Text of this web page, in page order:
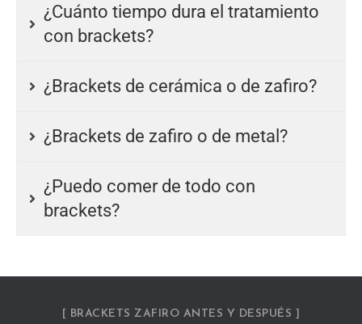
¿Cuánto tiempo dura el tratamiento
con brackets?
¿Brackets de cerámica o de zafiro?
¿Brackets de zafiro o de metal?
¿Puedo comer de todo con
brackets?
[ BRACKETS ZAFIRO ANTES Y DESPUÉS ]